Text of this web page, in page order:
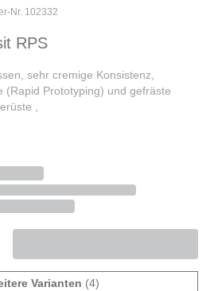
Nr. 102332
RPS
sehr cremige Konsistenz,
(Rapid Prototyping) und gefräste
,
Varianten (4)